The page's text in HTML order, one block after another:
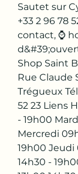
Sautet sur
+33 2 96 78
contact, ⌚
Shop Saint
Rue Claude
Trégueux
52 23 Liens
- 19h00
Mercredi
19h00 Jeudi
14h30 -